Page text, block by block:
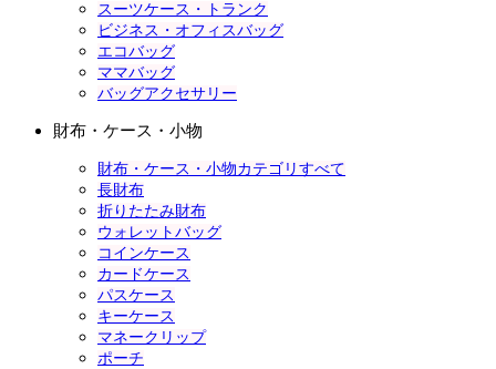
スーツケース・トランク
ビジネス・オフィスバッグ
エコバッグ
ママバッグ
バッグアクセサリー
財布・ケース・小物
財布・ケース・小物カテゴリすべて
長財布
折りたたみ財布
ウォレットバッグ
コインケース
カードケース
パスケース
キーケース
マネークリップ
ポーチ